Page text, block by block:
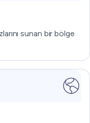
sunan bir bölge